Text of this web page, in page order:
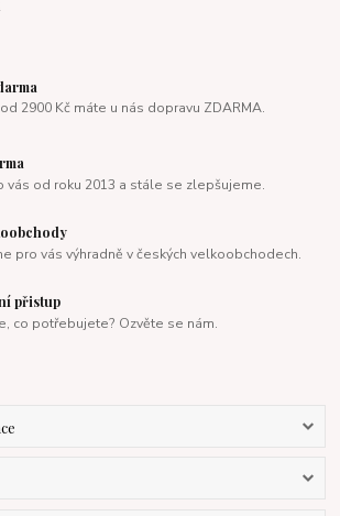
2900 Kč máte u nás dopravu ZDARMA.
vás od roku 2013 a stále se zlepšujeme.
pro vás výhradně v českých velkoobchodech.
přistup
co potřebujete? Ozvěte se nám.